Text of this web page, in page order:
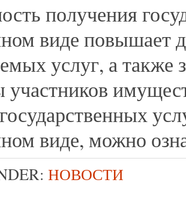
получения
виде повышает
услуг, а
участников
виде, можно
НОВОСТИ